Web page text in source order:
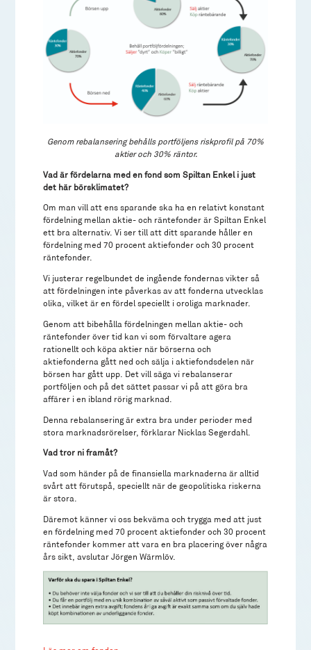
Genom rebalansering behålls portföljens riskprofil på 70%
aktier och 30% räntor.
Vad är fördelarna med en fond som Spiltan Enkel i just
det här börsklimatet?
Om man vill att ens sparande ska ha en relativt konstant
fördelning mellan aktie- och räntefonder är Spiltan Enkel
ett bra alternativ. Vi ser till att ditt sparande håller en
fördelning med 70 procent aktiefonder och 30 procent
räntefonder.
Vi justerar regelbundet de ingående fondernas vikter så
att fördelningen inte påverkas av att fonderna utvecklas
olika, vilket är en fördel speciellt i oroliga marknader.
Genom att bibehålla fördelningen mellan aktie- och
räntefonder över tid kan vi som förvaltare agera
rationellt och köpa aktier när börserna och
aktiefonderna gått ned och sälja i aktiefondsdelen när
börsen har gått upp. Det vill säga vi rebalanserar
portföljen och på det sättet passar vi på att göra bra
affärer i en ibland rörig marknad.
Denna rebalansering är extra bra under perioder med
stora marknadsrörelser, förklarar Nicklas Segerdahl.
Vad tror ni framåt?
Vad som händer på de finansiella marknaderna är alltid
svårt att förutspå, speciellt när de geopolitiska riskerna
är stora.
Däremot känner vi oss bekväma och trygga med att just
en fördelning med 70 procent aktiefonder och 30 procent
räntefonder kommer att vara en bra placering över några
års sikt, avslutar Jörgen Wärmlöv.